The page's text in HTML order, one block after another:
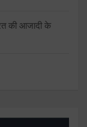
की आजादी के